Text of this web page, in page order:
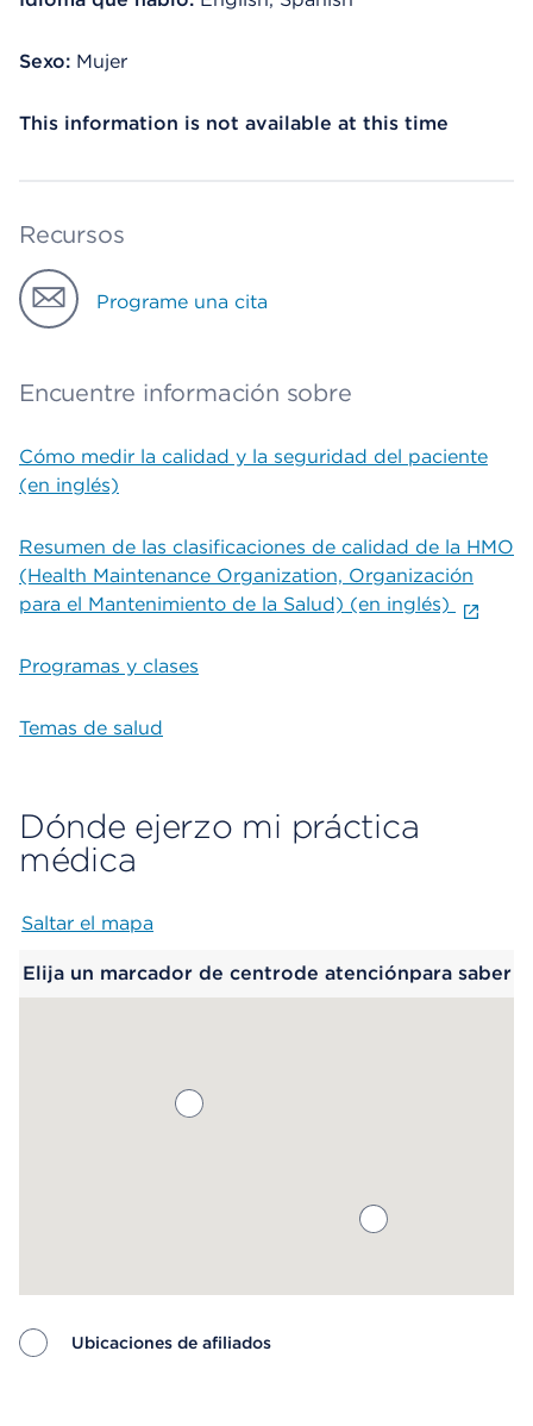
Sexo: Mujer
This information is not available at this time
Recursos
Programe una cita
Encuentre información sobre
Cómo medir la calidad y la seguridad del paciente
(en inglés)
Resumen de las clasificaciones de calidad de la HMO
(Health Maintenance Organization, Organización
para el Mantenimiento de la Salud) (en inglés)
Programas y clases
Temas de salud
Dónde ejerzo mi práctica
médica
Saltar el mapa
Elija un marcador de centrode atenciónpara saber
Ubicaciones de afiliados